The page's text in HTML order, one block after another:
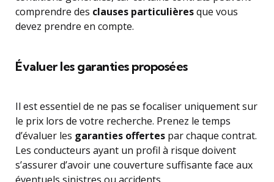
comprendre des clauses particulièresque vous
devez prendre en compte.
Évaluer les garanties proposées
Il est essentiel de ne pas se focaliser uniquement sur
le prix lors de votre recherche. Prenez le temps
d’évaluer les garanties offertes par chaque contrat.
Les conducteurs ayant un profil à risque doivent
s’assurer d’avoir une couverture suffisante face aux